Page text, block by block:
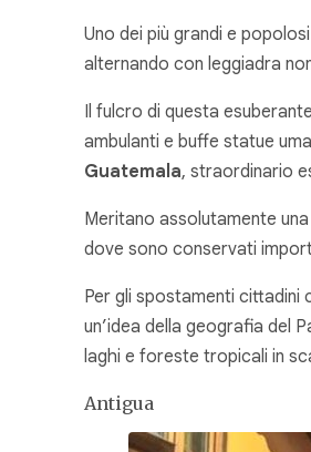
Uno dei più grandi e
alternando con leggiadra
Il fulcro di questa
ambulanti e buffe statue
Guatemala, straordinario
Meritano assolutamente
dove sono conservati
Per gli spostamenti cittadini
un’idea della geografia del
laghi e foreste tropicali in
Antigua